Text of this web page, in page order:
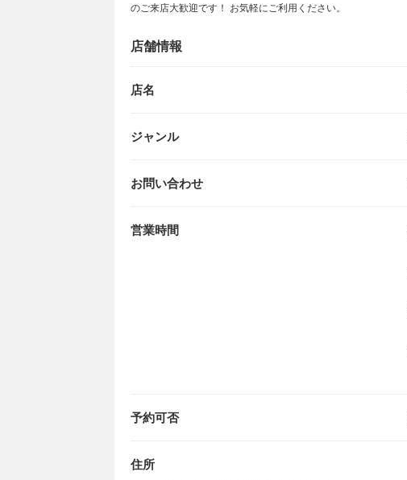
のご来店大歓迎です！ お気軽にご利用ください。
店舗情報
店名
ジャンル
お問い合わせ
営業時間
予約可否
住所